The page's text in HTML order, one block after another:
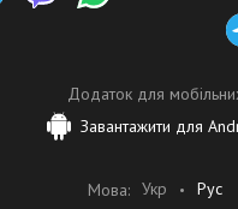
Додаток для
Завантажити для
Мова: Укр Рус